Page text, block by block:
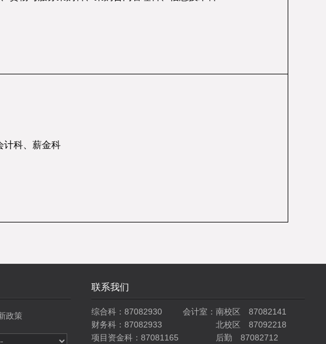
计科、薪金科
政策
联系我们
综合科：87082930
会计室：南校区 87082141
财务科：87082933
北校区 87092218
项目资金科：87081165
后勤 87082712